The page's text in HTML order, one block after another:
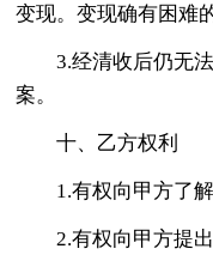
变现。变现确有困难
3.经清收后仍无
案。
十、乙方权利
1.有权向甲方了
2.有权向甲方提